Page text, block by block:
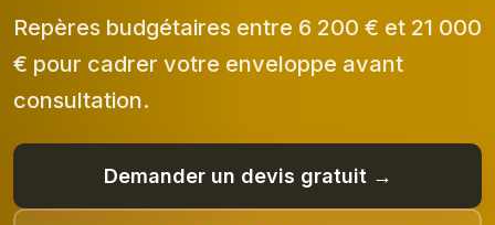
Repères budgétaires entre 6 200 € et 21 000
€ pour cadrer votre enveloppe avant
consultation.
Demander un devis gratuit →